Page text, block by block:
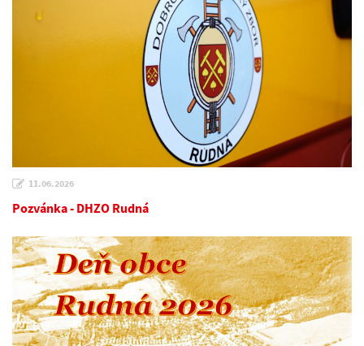
11.06.2026
Pozvánka - DHZO Rudná